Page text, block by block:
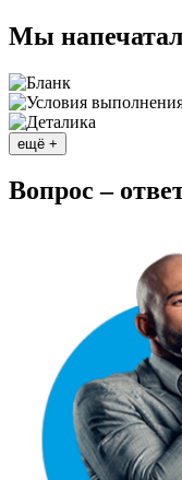
Мы
ещё +
Вопрос –